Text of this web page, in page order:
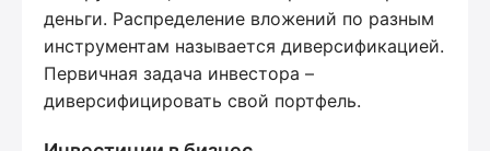
деньги. Распределение вложений по разным
инструментам называется диверсификацией.
Первичная задача инвестора –
диверсифицировать свой портфель.